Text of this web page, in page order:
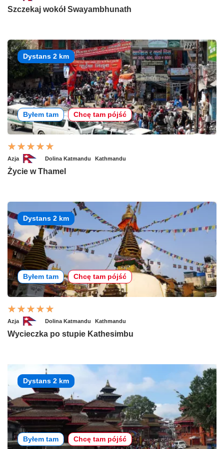
Szczekaj wokół Swayambhunath
Dystans 2 km
Byłem tam Chcę tam pójść
Azja Dolina Katmandu Kathmandu
Życie w Thamel
Dystans 2 km
Byłem tam Chcę tam pójść
Azja Dolina Katmandu Kathmandu
Wycieczka po stupie Kathesimbu
Dystans 2 km
Byłem tam Chcę tam pójść